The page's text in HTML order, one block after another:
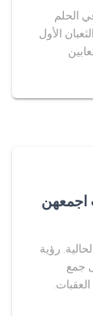
الحلم
الأول
رؤية
جمع